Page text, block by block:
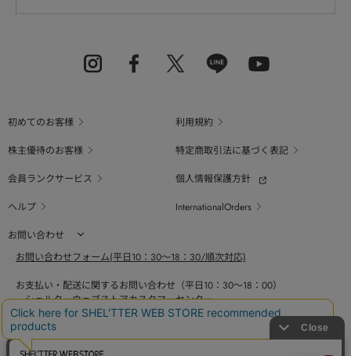
初めてのお客様
利用規約
株主優待のお客様
特定商取引法に基づく表記
会員ランクサービス
個人情報保護方針
ヘルプ
InternationalOrders
お問い合わせ
お問い合わせフォーム(平日10：30～18：30/順次対応)
お支払い・配送に関するお問い合わせ（平日10：30～18：00）
シェルターウェブストアカスタマーセンター
0800-123-6820
商品の素材、サイズ、仕様等に関するお問い合せ（平日10：30～18：00）
バロックジャパンリミテッドコールセンター